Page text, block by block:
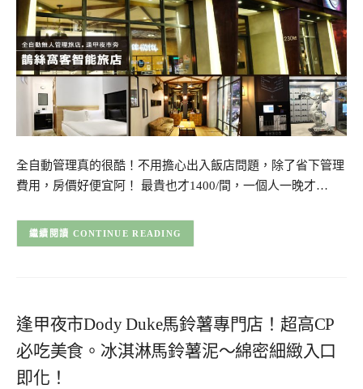
全自動管理真的很酷！不用擔心出入飯店問題，除了省下管理
費用，房價好便宜阿！ 最貴也才1400/間，一個人一晚才…
CONTINUE READING
逢甲夜市Dody Duke馬鈴薯專門店！超高CP
必吃美食。冰淇淋馬鈴薯泥～綿密細緻入口
即化！